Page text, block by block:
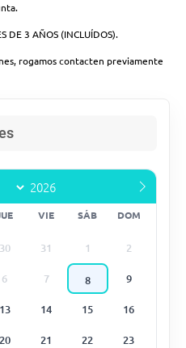
DE 3 AÑOS (INCLUÍDOS).
rogamos contacten previamente
VIE SÁB DOM
30 31 1 2
6 7 8 9
13 14 15 16
20 21 22 23